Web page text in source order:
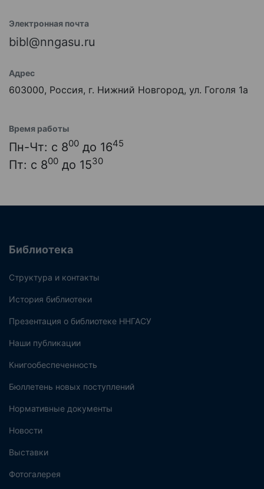
Электронная почта
bibl@nngasu.ru
Адрес
603000, Россия, г. Нижний Новгород, ул. Гоголя 1а
Время работы
Пн-Чт: с 800 до 1645
Пт: с 800 до 1530
Библиотека
Структура и контакты
История библиотеки
Презентация о библиотеке ННГАСУ
Наши публикации
Книгообеспеченность
Бюллетень новых поступлений
Нормативные документы
Новости
Выставки
Фотогалерея